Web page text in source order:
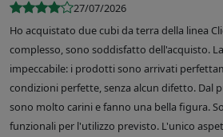
27/07/2026
Ho acquistato due cubi da terra della linea
complesso, sono soddisfatto dell'acquisto.
impeccabile: i prodotti sono arrivati
condizioni perfette, senza alcun difetto. Dal
sono molto carini e fanno una bella figura.
funzionali per l'utilizzo previsto. L'unico